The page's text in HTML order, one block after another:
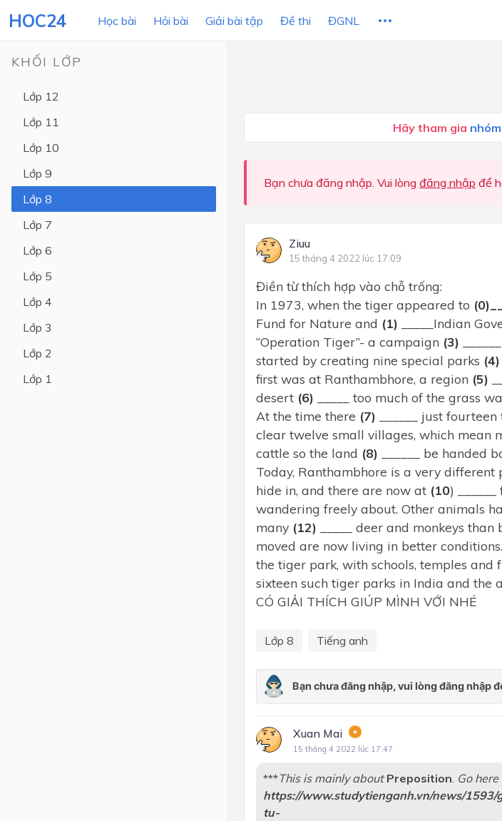
HOC24 Học bài Hỏi bài Giải bài tập Đề thi ĐGNL
Lớp 10
Lớp 9
KHỐI LỚP
Lớp 12
Lớp 11
Lớp 10
Lớp 9
Lớp 8
Lớp 7
Lớp 6
Lớp 5
Lớp 4
Lớp 3
Lớp 2
Lớp 1
Hãy tham gia
Bạn chưa đăng nhập. Vui lòng đăng nhập để
Ziuu
15 tháng 4 2022 lúc 17:09
Điền từ thích hợp vào chỗ trống:
In 1973, when the tiger appeared to
Fund for Nature and (1) _____Indian
“Operation Tiger”- a campaign (3)
started by creating nine special parks (4)
first was at Ranthambhore, a region (5)
desert (6) _____ too much of the grass
At the time there (7) ______ just
clear twelve small villages, which mean
cattle so the land (8) ______ be handed
Today, Ranthambhore is a very different
hide in, and there are now at (10)
wandering freely about. Other animals
many (12) _____ deer and monkeys
moved are now living in better
the tiger park, with schools, temples
sixteen such tiger parks in India and the
CÓ GIẢI THÍCH GIÚP MÌNH VỚI NHÉ
Lớp 8 Tiếng anh
Xuan Mai
15 tháng 4 2022 lúc 17:47
***This is mainly about Preposition Go
https://www.studytienganh.vn/news/
tu-